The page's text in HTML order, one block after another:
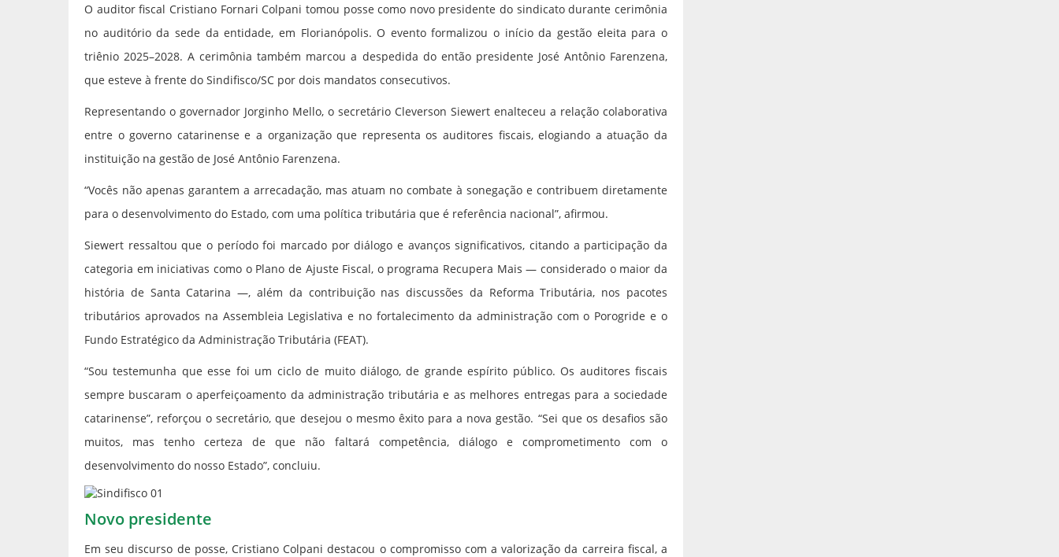
O auditor fiscal Cristiano Fornari Colpani tomou posse como novo presidente do sindicato durante cerimônia
no auditório da sede da entidade, em Florianópolis. O evento formalizou o início da gestão eleita para o
triênio 2025–2028. A cerimônia também marcou a despedida do então presidente José Antônio Farenzena,
que esteve à frente do Sindifisco/SC por dois mandatos consecutivos.
Representando o governador Jorginho Mello, o secretário Cleverson Siewert enalteceu a relação colaborativa
entre o governo catarinense e a organização que representa os auditores fiscais, elogiando a atuação da
instituição na gestão de José Antônio Farenzena.
“Vocês não apenas garantem a arrecadação, mas atuam no combate à sonegação e contribuem diretamente
para o desenvolvimento do Estado, com uma política tributária que é referência nacional”, afirmou.
Siewert ressaltou que o período foi marcado por diálogo e avanços significativos, citando a participação da
categoria em iniciativas como o Plano de Ajuste Fiscal, o programa Recupera Mais — considerado o maior da
história de Santa Catarina —, além da contribuição nas discussões da Reforma Tributária, nos pacotes
tributários aprovados na Assembleia Legislativa e no fortalecimento da administração com o Porogride e o
Fundo Estratégico da Administração Tributária (FEAT).
“Sou testemunha que esse foi um ciclo de muito diálogo, de grande espírito público. Os auditores fiscais
sempre buscaram o aperfeiçoamento da administração tributária e as melhores entregas para a sociedade
catarinense”, reforçou o secretário, que desejou o mesmo êxito para a nova gestão. “Sei que os desafios são
muitos, mas tenho certeza de que não faltará competência, diálogo e comprometimento com o
desenvolvimento do nosso Estado”, concluiu.
Novo presidente
Em seu discurso de posse, Cristiano Colpani destacou o compromisso com a valorização da carreira fiscal, a